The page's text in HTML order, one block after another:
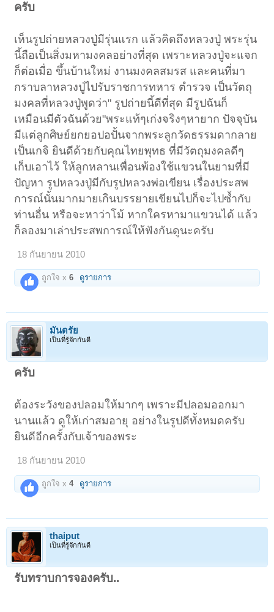
ครับ
เห็นรูปถ่ายหลวงปู่มีรุ่นแรก แล้วคิดถึงหลวงปู่ พระรุ่น
นี้ถือเป็นสิ่งมหามงคลอย่างที่สุด เพราะหลวงปู่จะแจก
ก็ต่อเมื่อ ขึ้นบ้านใหม่ งานมงคลสมรส และคนที่มา
กราบลาหลวงปู่ไปรับราชการทหาร ตำรวจ เป็นวัตถุ
มงคลที่หลวงปู่พูดว่า" รูปถ่ายนี้ดีที่สุด มีรูปฉันก็
เหมือนมีตัวฉันด้วย"พระแท้ๆเก่งจริงๆหายาก ปัจจุบัน
มีแต่ลูกศิษย์ยกยอปอปั้นจากพระลูกวัดธรรมดากลาย
เป็นเกจิ ยินดีด้วยกับคุณไทยพุทธ ที่มีวัตถุมงคลดีๆ
เก็บเอาไว้ ให้ลูกหลานเพื่อนพ้องใช้แขวนในยามที่มี
ปัญหา รูปหลวงปู่มีกับรูปหลวงพ่อเขียน เรื่องประสพ
การณ์นั้นมากมายเกินบรรยายเขียนไปก็จะไปซ้ำกับ
ท่านอื่น หรือจะหาว่าโม้ หากใครหามาแขวนได้ แล้ว
ก็ลองมาเล่าประสพการณ์ให้ฟังกันดูนะครับ
18 กันยายน 2010
ถูกใจ x6 ดูรายการ
มันตรัย
เป็นที่รู้จักกันดี
ครับ
ต้องระวังของปลอมให้มากๆ เพราะมีปลอมออกมา
นานแล้ว ดูให้เก่าสมอายุ อย่างในรูปดีทั้งหมดครับ
ยินดีอีกครั้งกับเจ้าของพระ
18 กันยายน 2010
ถูกใจ x4 ดูรายการ
thaiput
เป็นที่รู้จักกันดี
รับทราบการจองครับ..